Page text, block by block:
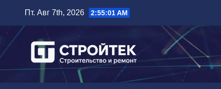
содержимому
Пт. Авг 7th, 2026 2:55:02 AM